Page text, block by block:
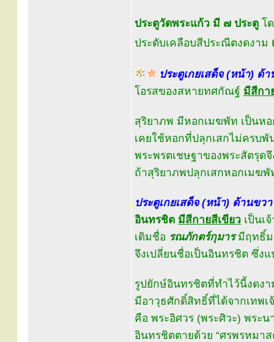
ประตูวัดพระแก้ว มี ๗ ประตู โ
ประดับเคลือบสีประณีตงดงาม
ประตูเกยเสด็จ (หน้า) ด้
โอรสของสหายทศกัณฐ์ มีสีกา
สุริยาภพ มีหอกเมฆพัท เป็นหอ
เคยใช้หอกที่ปลุกเสกไม่ครบ
พระพรตเชษฐาของพระสัตรุด
ถ้าสุริยาภพปลุกเสกหอกเมฆ
ประตูเกยเสด็จ (หน้า) ด้านขวา
อินทรชิต มีสีกายสีเขียว เป็นเ
เดิมชื่อ รณภักตร์กุมารมีฤทธิ์ม
จึงเปลี่ยนชื่อเป็นอินทรชิต ซึ่ง
รูปยักษ์อินทรชิตที่ทำไว้นี้งดง
มีอาวุธศักดิ์สิทธิ์ที่ได้จากเทพเ
คือ พระอิศวร (พระศิวะ) พระ
อินทรชิตตายด้วย “ศรพรหมา